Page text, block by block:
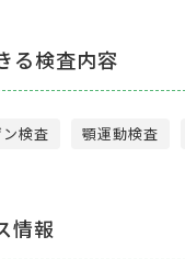
る検査内容
検査 顎運動検査
情報